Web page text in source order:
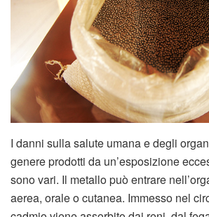
I danni sulla salute umana e degli
genere prodotti da un’esposizione
sono vari. Il metallo può entrare
aerea, orale o cutanea. Immesso nel